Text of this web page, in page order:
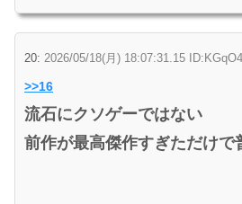
20: 2026/05/18(月) 18:07:31.15
>>16
流石にクソゲーではない
前作が最高傑作すぎただけで